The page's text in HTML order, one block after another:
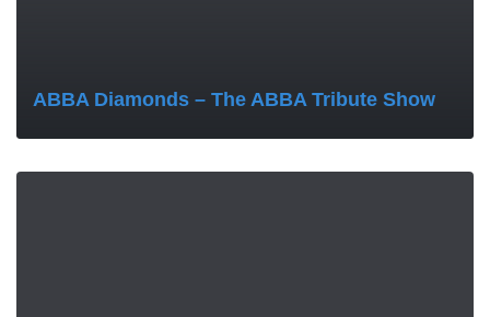
ABBA Diamonds – The ABBA Tribute Show